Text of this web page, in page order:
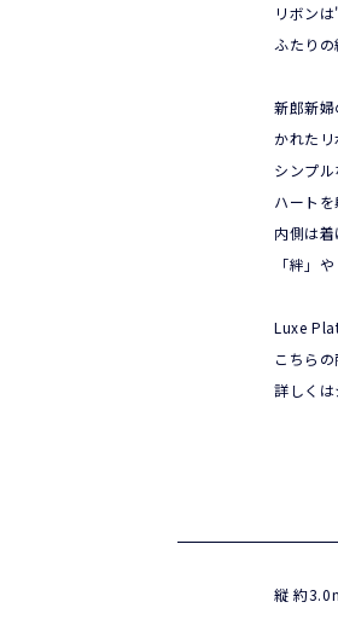
リボン
ふたり
新郎新
かれた
シンプ
ハート
内側は
「絆」
Luxe
こちら
詳しくは
縦 約